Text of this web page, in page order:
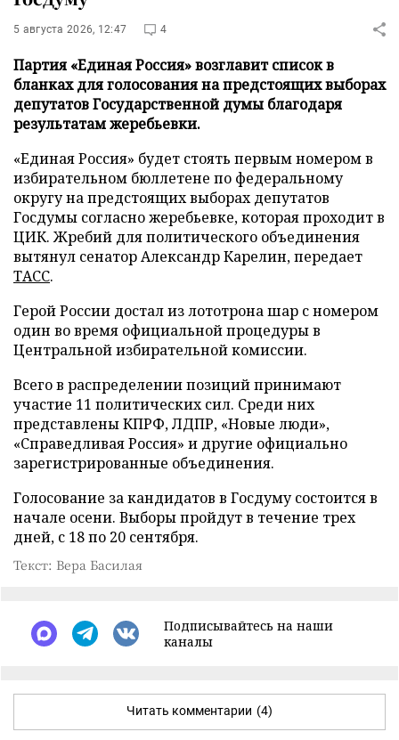
5 августа 2026, 12:47 4
Партия «Единая Россия» возглавит список в
бланках для голосования на предстоящих выборах
депутатов Государственной думы благодаря
результатам жеребьевки.
«Единая Россия» будет стоять первым номером в
избирательном бюллетене по федеральному
округу на предстоящих выборах депутатов
Госдумы согласно жеребьевке, которая проходит в
ЦИК. Жребий для политического объединения
вытянул сенатор Александр Карелин, передает
ТАСС.
Герой России достал из лототрона шар с номером
один во время официальной процедуры в
Центральной избирательной комиссии.
Всего в распределении позиций принимают
участие 11 политических сил. Среди них
представлены КПРФ, ЛДПР, «Новые люди»,
«Справедливая Россия» и другие официально
зарегистрированные объединения.
Голосование за кандидатов в Госдуму состоится в
начале осени. Выборы пройдут в течение трех
дней, с 18 по 20 сентября.
Текст: Вера Басилая
Подписывайтесь на наши
каналы
Читать комментарии (4)